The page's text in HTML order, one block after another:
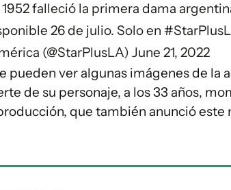
falleció la primera dama
26 de julio. Solo en
(@StarPlusLA) June 21, 2022
pueden ver algunas imágenes de la
de su personaje, a los 33 años,
que también anunció este